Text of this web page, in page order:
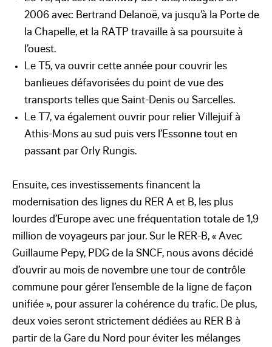
2006 avec Bertrand Delanoë, va jusqu’à la Porte de
la Chapelle, et la RATP travaille à sa poursuite à
l’ouest.
Le T5, va ouvrir cette année pour couvrir les
banlieues défavorisées du point de vue des
transports telles que Saint-Denis ou Sarcelles.
Le T7, va également ouvrir pour relier Villejuif à
Athis-Mons au sud puis vers l’Essonne tout en
passant par Orly Rungis.
Ensuite, ces investissements financent la
modernisation des lignes du RER A et B, les plus
lourdes d’Europe avec une fréquentation totale de 1,9
million de voyageurs par jour. Sur le RER-B, « Avec
Guillaume Pepy, PDG de la SNCF, nous avons décidé
d’ouvrir au mois de novembre une tour de contrôle
commune pour gérer l’ensemble de la ligne de façon
unifiée », pour assurer la cohérence du trafic. De plus,
deux voies seront strictement dédiées au RER B à
partir de la Gare du Nord pour éviter les mélanges